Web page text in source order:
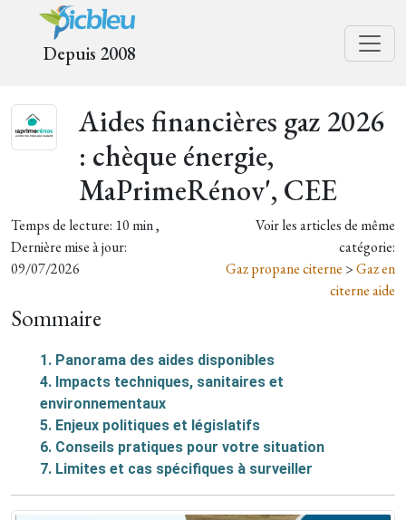
Depuis 2008
Aides financières gaz 2026
: chèque énergie,
MaPrimeRénov', CEE
Temps de lecture: 10 min ,
Dernière mise à jour:
09/07/2026
Voir les articles de même
catégorie:
Gaz propane citerne >Gaz en
citerne aide
Sommaire
1. Panorama des aides disponibles
4. Impacts techniques, sanitaires et
environnementaux
5. Enjeux politiques et législatifs
6. Conseils pratiques pour votre situation
7. Limites et cas spécifiques à surveiller